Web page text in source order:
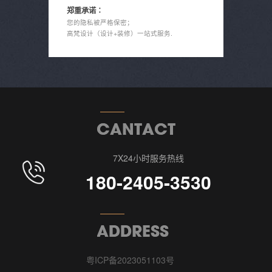
郑重承诺∶
您的隐私被严格保密；
高梵设计（设计+装修）一站式服务.
7X24小时服务热线
180-2405-3530
粤ICP备2023051103号